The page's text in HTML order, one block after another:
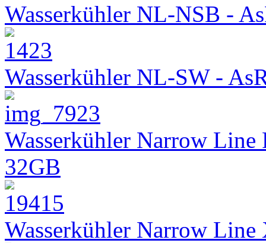
Wasserkühler NL-NSB -
Wasserkühler NL-SW -
Wasserkühler Narrow
32GB
Wasserkühler Narrow